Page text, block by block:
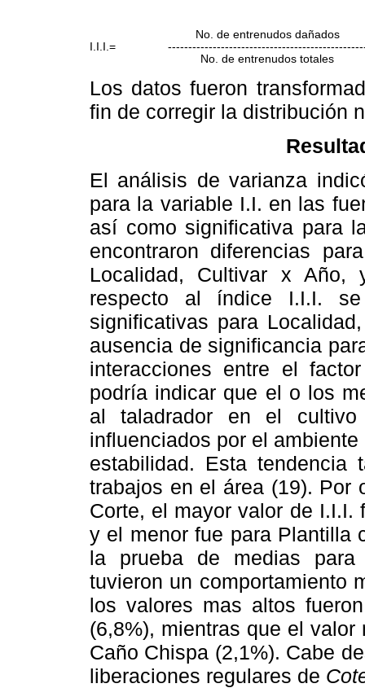
I.I.I.=
No. de entrenudos dañados
No. de entrenudos totales
Los datos fueron
fin de corregir la distribución
El análisis de varianza
para la variable I.I. en las
así como significativa para
encontraron diferencias
Localidad, Cultivar x
respecto al índice I.I.I. se
significativas para
ausencia de significancia
interacciones entre el
podría indicar que el o los
al taladrador en el
influenciados por el
estabilidad. Esta tendencia
trabajos en el área (19). Por
Corte, el mayor valor de
y el menor fue para Plantilla
la prueba de medias
tuvieron un comportamiento
los valores mas altos
(6,8%), mientras que el
Caño Chispa (2,1%). Cabe
liberaciones regulares de